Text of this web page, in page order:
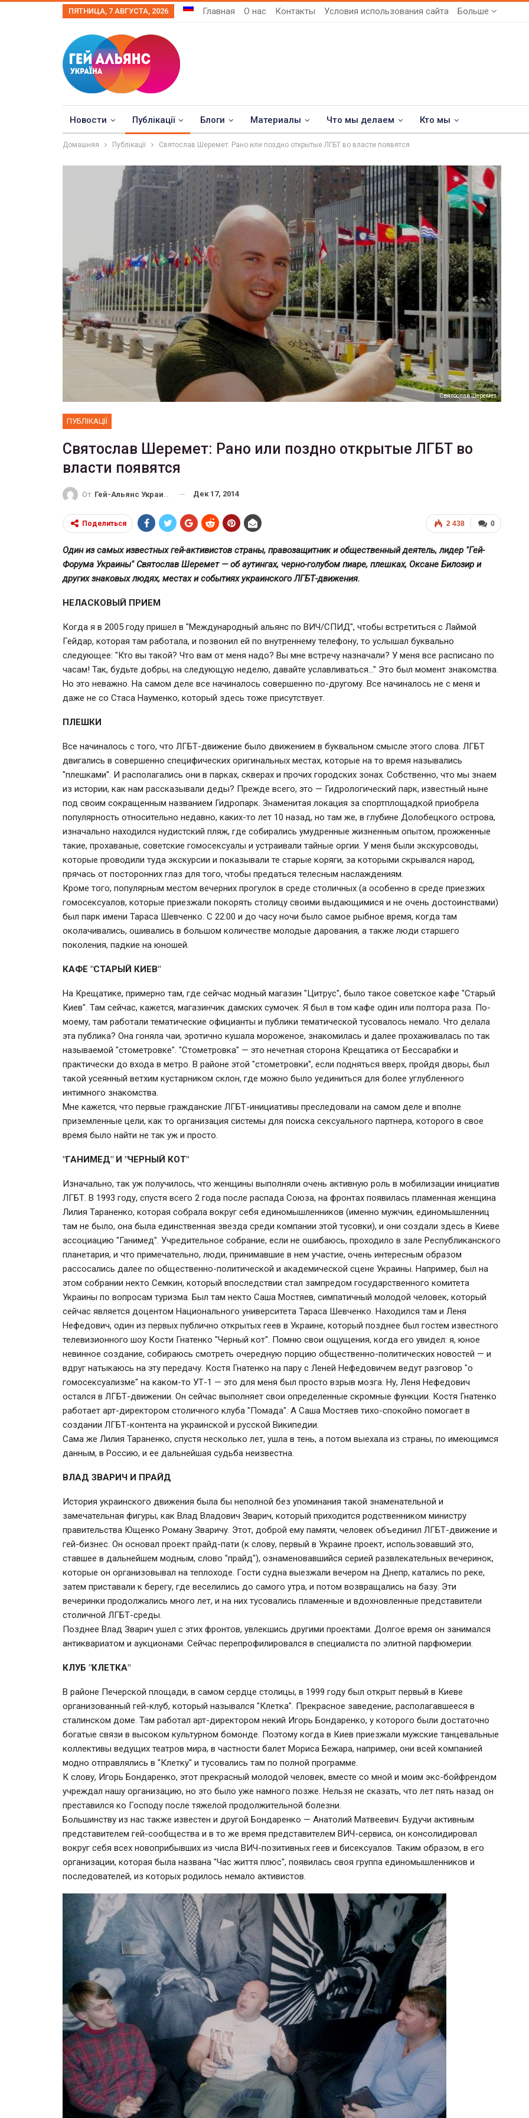
ПЯТНИЦА, 7 АВГУСТА, 2026 Главная О нас Контакты Условия использования сайта Больше
Новости Публікації Блоги Материалы Что мы делаем Кто мы
Домашняя Публікації Святослав Шеремет: Рано или поздно открытые ЛГБТ во власти появятся
Святослав Шеремет
ПУБЛІКАЦІЇ
Святослав Шеремет: Рано или поздно открытые ЛГБТ во
власти появятся
От Гей-Альянс Украина Дек 17, 2014
0
2 438
Поделиться
Один из самых известных гей-активистов страны, правозащитник и общественный деятель, лидер "Гей-
Форума Украины" Святослав Шеремет — об аутингах, черно-голубом пиаре, плешках, Оксане Билозир и
других знаковых людях, местах и событиях украинского ЛГБТ-движения.
НЕЛАСКОВЫЙ ПРИЕМ
Когда я в 2005 году пришел в "Международный альянс по ВИЧ/СПИД", чтобы встретиться с Лаймой
Гейдар, которая там работала, и позвонил ей по внутреннему телефону, то услышал буквально
следующее: "Кто вы такой? Что вам от меня надо? Вы мне встречу назначали? У меня все расписано по
часам! Так, будьте добры, на следующую неделю, давайте уславливаться…" Это был момент знакомства.
Но это неважно. На самом деле все начиналось совершенно по-другому. Все начиналось не с меня и
даже не со Стаса Науменко, который здесь тоже присутствует.
ПЛЕШКИ
Все начиналось с того, что ЛГБТ-движение было движением в буквальном смысле этого слова. ЛГБТ
двигались в совершенно специфических оригинальных местах, которые на то время назывались
"плешками". И располагались они в парках, скверах и прочих городских зонах. Собственно, что мы знаем
из истории, как нам рассказывали деды? Прежде всего, это — Гидрологический парк, известный ныне
под своим сокращенным названием Гидропарк. Знаменитая локация за спортплощадкой приобрела
популярность относительно недавно, каких-то лет 10 назад, но там же, в глубине Долобецкого острова,
изначально находился нудистский пляж, где собирались умудренные жизненным опытом, прожженные
такие, прохаваные, советские гомосексуалы и устраивали тайные оргии. У меня были экскурсоводы,
которые проводили туда экскурсии и показывали те старые коряги, за которыми скрывался народ,
прячась от посторонних глаз для того, чтобы предаться телесным наслаждениям.
Кроме того, популярным местом вечерних прогулок в среде столичных (а особенно в среде приезжих
гомосексуалов, которые приезжали покорять столицу своими выдающимися и не очень достоинствами)
был парк имени Тараса Шевченко. С 22:00 и до часу ночи было самое рыбное время, когда там
околачивались, ошивались в большом количестве молодые дарования, а также люди старшего
поколения, падкие на юношей.
КАФЕ "СТАРЫЙ КИЕВ"
На Крещатике, примерно там, где сейчас модный магазин "Цитрус", было такое советское кафе "Старый
Киев". Там сейчас, кажется, магазинчик дамских сумочек. Я был в том кафе один или полтора раза. По-
моему, там работали тематические официанты и публики тематической тусовалось немало. Что делала
эта публика? Она гоняла чаи, эротично кушала мороженое, знакомилась и далее прохаживалась по так
называемой "стометровке". "Стометровка" — это нечетная сторона Крещатика от Бессарабки и
практически до входа в метро. В районе этой "стометровки", если подняться вверх, пройдя дворы, был
такой усеянный ветхим кустарником склон, где можно было уединиться для более углубленного
интимного знакомства.
Мне кажется, что первые гражданские ЛГБТ-инициативы преследовали на самом деле и вполне
приземленные цели, как то организация системы для поиска сексуального партнера, которого в свое
время было найти не так уж и просто.
"ГАНИМЕД" И "ЧЕРНЫЙ КОТ"
Изначально, так уж получилось, что женщины выполняли очень активную роль в мобилизации инициатив
ЛГБТ. В 1993 году, спустя всего 2 года после распада Союза, на фронтах появилась пламенная женщина
Лилия Тараненко, которая собрала вокруг себя единомышленников (именно мужчин, единомышленниц
там не было, она была единственная звезда среди компании этой тусовки), и они создали здесь в Киеве
ассоциацию "Ганимед". Учредительное собрание, если не ошибаюсь, проходило в зале Республиканского
планетария, и что примечательно, люди, принимавшие в нем участие, очень интересным образом
рассосались далее по общественно-политической и академической сцене Украины. Например, был на
этом собрании некто Семкин, который впоследствии стал зампредом государственного комитета
Украины по вопросам туризма. Был там некто Саша Мостяев, симпатичный молодой человек, который
сейчас является доцентом Национального университета Тараса Шевченко. Находился там и Леня
Нефедович, один из первых публично открытых геев в Украине, который позднее был гостем известного
телевизионного шоу Кости Гнатенко "Черный кот". Помню свои ощущения, когда его увидел: я, юное
невинное создание, собираюсь смотреть очередную порцию общественно-политических новостей — и
вдруг натыкаюсь на эту передачу. Костя Гнатенко на пару с Леней Нефедовичем ведут разговор "о
гомосексуализме" на каком-то УТ-1 — это для меня был просто взрыв мозга. Ну, Леня Нефедович
остался в ЛГБТ-движении. Он сейчас выполняет свои определенные скромные функции. Костя Гнатенко
работает арт-директором столичного клуба "Помада". А Саша Мостяев тихо-спокойно помогает в
создании ЛГБТ-контента на украинской и русской Википедии.
Сама же Лилия Тараненко, спустя несколько лет, ушла в тень, а потом выехала из страны, по имеющимся
данным, в Россию, и ее дальнейшая судьба неизвестна.
ВЛАД ЗВАРИЧ И ПРАЙД
История украинского движения была бы неполной без упоминания такой знаменательной и
замечательная фигуры, как Влад Владович Зварич, который приходится родственником министру
правительства Ющенко Роману Зваричу. Этот, доброй ему памяти, человек объединил ЛГБТ-движение и
гей-бизнес. Он основал проект прайд-пати (к слову, первый в Украине проект, использовавший это,
ставшее в дальнейшем модным, слово "прайд"), ознаменовавшийся серией развлекательных вечеринок,
которые он организовывал на теплоходе. Гости судна выезжали вечером на Днепр, катались по реке,
затем приставали к берегу, где веселились до самого утра, и потом возвращались на базу. Эти
вечеринки продолжались много лет, и на них тусовались пламенные и вдохновленные представители
столичной ЛГБТ-среды.
Позднее Влад Зварич ушел с этих фронтов, увлекшись другими проектами. Долгое время он занимался
антиквариатом и аукционами. Сейчас перепрофилировался в специалиста по элитной парфюмерии.
КЛУБ "КЛЕТКА"
В районе Печерской площади, в самом сердце столицы, в 1999 году был открыт первый в Киеве
организованный гей-клуб, который назывался "Клетка". Прекрасное заведение, располагавшееся в
сталинском доме. Там работал арт-директором некий Игорь Бондаренко, у которого были достаточно
богатые связи в высоком культурном бомонде. Поэтому когда в Киев приезжали мужские танцевальные
коллективы ведущих театров мира, в частности балет Мориса Бежара, например, они всей компанией
модно отправлялись в "Клетку" и тусовались там по полной программе.
К слову, Игорь Бондаренко, этот прекрасный молодой человек, вместе со мной и моим экс-бойфрендом
учреждал нашу организацию, но это было уже намного позже. Нельзя не сказать, что лет пять назад он
преставился ко Господу после тяжелой продолжительной болезни.
Большинству из нас также известен и другой Бондаренко — Анатолий Матвеевич. Будучи активным
представителем гей-сообщества и в то же время представителем ВИЧ-сервиса, он консолидировал
вокруг себя всех новоприбывших из числа ВИЧ-позитивных геев и бисексуалов. Таким образом, в его
организации, которая была названа "Час життя плюс", появилась своя группа единомышленников и
последователей, из которых родилось немало активистов.
ФОТО
Прайд в Тель-Авиве собрал 200
тысяч участников
Июн 10, 2017 0
ФОТО
Военнослужащие-трансгендеры
ГЕЙ-АЛЬЯНС УКРАИНА Июл 27, 2017
В Берлине